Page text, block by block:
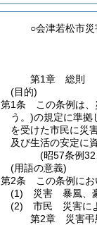
○会津若松市
第1章
総則
(目的)
第1条
この条例は
う。)の規定に準拠
を受けた市民に災
及び生活の安定に
(昭57条例
(用語の意義)
第2条
この条例にお
(1)
災害 暴風、
(2)
市民 災害に
第2章
災害